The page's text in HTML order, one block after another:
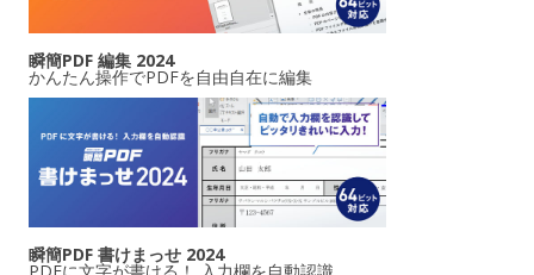
瞬簡PDF 編集 2024
かんたん操作でPDFを自由自在に編集
瞬簡PDF 書けまっせ 2024
PDFに文字が書ける！ 入力欄を自動認識